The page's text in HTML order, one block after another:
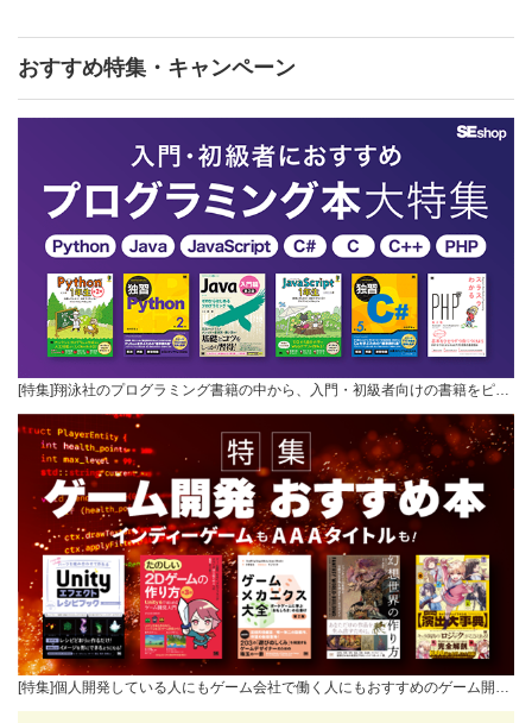
おすすめ特集・キャンペーン
[特集]翔泳社のプログラミング書籍の中から、入門・初級者向けの書籍をピ…
[特集]個人開発している人にもゲーム会社で働く人にもおすすめのゲーム開…